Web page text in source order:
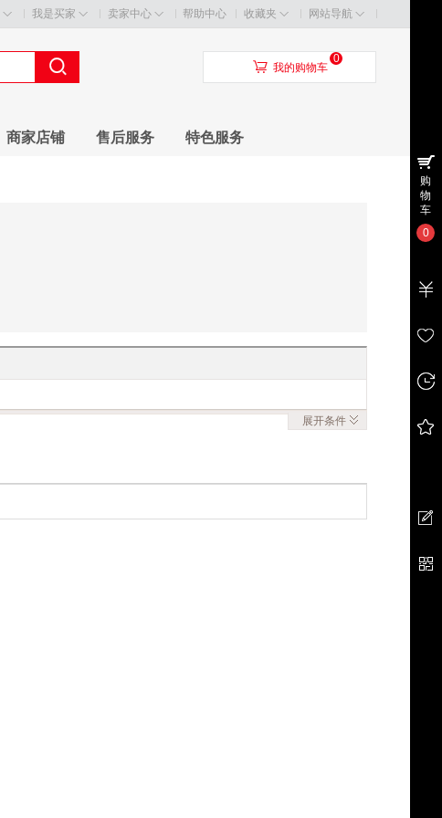
我是买家 卖家中心 帮助中心 收藏夹 网站导航
󰃦 我的购物车
0
商家店铺 售后服务 特色服务
展开条件
购
物
车
0